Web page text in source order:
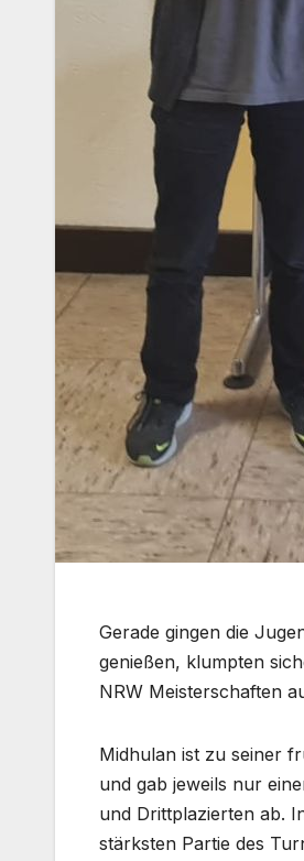
Gerade gingen die
genießen, klumpten
NRW Meisterschaften
Midhulan ist zu seiner
und gab jeweils nur
und Drittplazierten ab.
stärksten Partie des